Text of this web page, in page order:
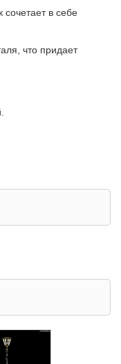
в себе
что придает